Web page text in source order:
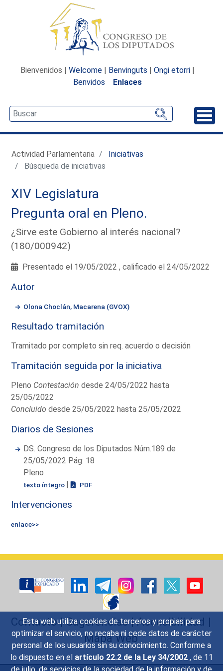
Esta web utiliza cookies de terceros y propias para
optimizar el servicio, no recaba ni cede datos de carácter
personal de los usuarios sin su conocimiento. Conforme a
lo dispuesto en el artículo 22.2 de la Ley 34/2002 , de 11
Bienvenidos | Welcome | Benvinguts | Ongi etorri |
Benvidos
Enlaces
Actividad Parlamentaria
Iniciativas
Búsqueda de iniciativas
XIV Legislatura
Pregunta oral en Pleno.
¿Sirve este Gobierno al interés nacional?
(180/000942)
Presentado el 19/05/2022 , calificado el 24/05/2022
Autor
Olona Choclán, Macarena (GVOX)
Resultado tramitación
Tramitado por completo sin req. acuerdo o decisión
Tramitación seguida por la iniciativa
Pleno Contestación desde 24/05/2022 hasta
25/05/2022
Concluido desde 25/05/2022 hasta 25/05/2022
Diarios de Sesiones
DS. Congreso de los Diputados Núm.189 de
25/05/2022 Pág: 18
Pleno
texto íntegro | PDF
Intervenciones
enlace>>
Contacto|Sugerencias|Accesibilidad |
Mapa Web